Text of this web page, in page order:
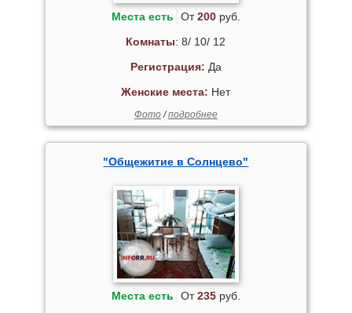
Места есть От200руб.
Комнаты: 8/ 10/ 12
Регистрация: Да
Женские места: Нет
Фото/подробнее
"Общежитие в Солнцево"
Места есть От235руб.